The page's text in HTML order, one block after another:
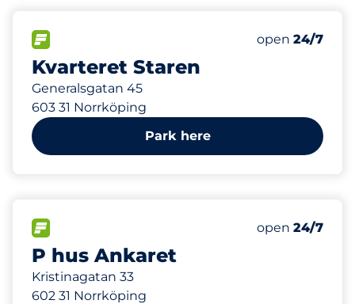
Kvarteret Staren
Generalsgatan 45
603 31 Norrköping
Number of
Total
Friday&nbsp
open 24/7
Park here
P hus Ankaret
Kristinagatan 33
602 31 Norrköping
Number of
Total
Friday&nbsp
open 24/7